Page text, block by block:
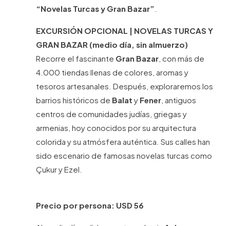
“Novelas Turcas y Gran Bazar”
EXCURSIÓN OPCIONAL | NOVELAS TURCAS Y
GRAN BAZAR (medio día, sin almuerzo)
Recorre el fascinante Gran Bazar , con más de
4.000 tiendas llenas de colores, aromas y
tesoros artesanales. Después, exploraremos los
barrios históricos de Balat y Fener , antiguos
centros de comunidades judías, griegas y
armenias, hoy conocidos por su arquitectura
colorida y su atmósfera auténtica. Sus calles han
sido escenario de famosas novelas turcas como
Çukur y Ezel.
Precio por persona: USD 56